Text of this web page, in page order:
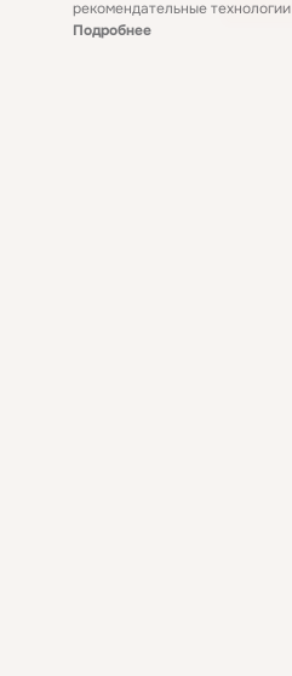
рекомендательные технологии
Подробнее